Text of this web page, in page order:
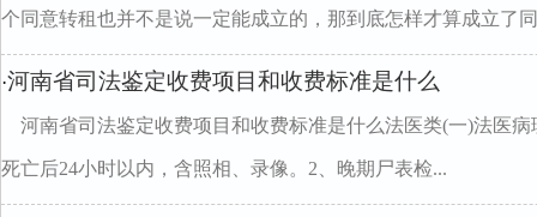
个同意转租也并不是说一定能成立的，那到底怎样才算成立了
·河南省司法鉴定收费项目和收费标准是什么
河南省司法鉴定收费项目和收费标准是什么法医类(一)法医
死亡后24小时以内，含照相、录像。2、晚期尸表检...